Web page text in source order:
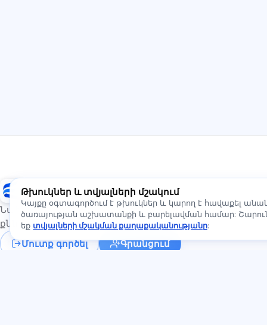
Exalify
Նախապատրաստում միջազգային լեզվի
քննություններին
Մուտք գործել
Գրանցում
Թխուկներ և տվյալների մշակում
Կայքը օգտագործում է թխուկներ և կարող է հավաքել
ծառայության աշխատանքի և բարելավման համար:
եք տվյալների մշակման քաղաքականությանը: